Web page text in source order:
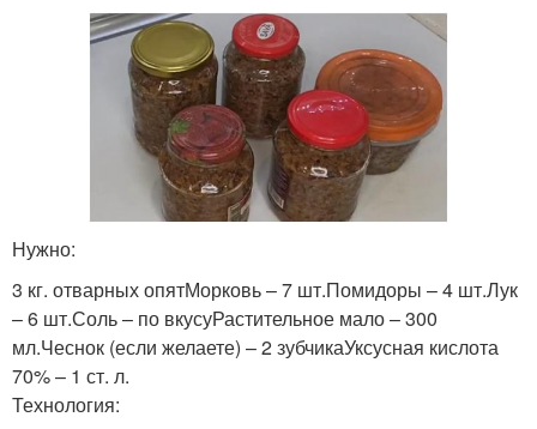
Нужно:
3 кг. отварных опятМорковь – 7 шт.Помидоры – 4 шт.Лук
– 6 шт.Соль – по вкусуРастительное мало – 300
мл.Чеснок (если желаете) – 2 зубчикаУксусная кислота
70% – 1 ст. л.
Технология: